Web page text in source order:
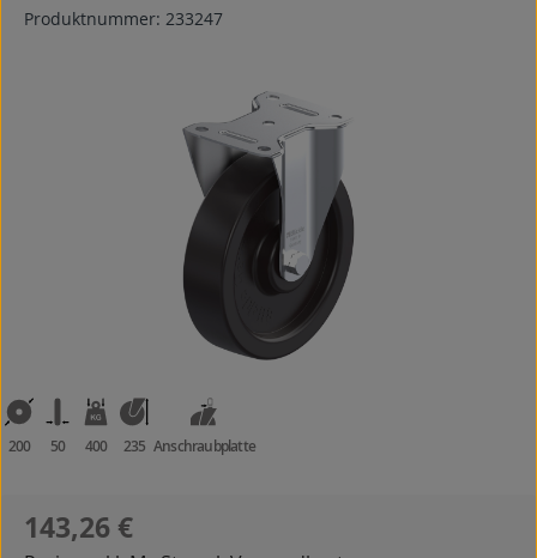
Produktnummer: 233247
200 50 400 235 Anschraubplatte
Regulärer Preis:
143,26 €